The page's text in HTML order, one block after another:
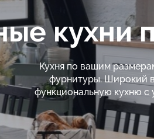
кухни
Кухня по вашим
фурнитуры. Широкий
функциональную кухню с